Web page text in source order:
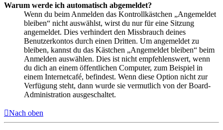
Warum werde ich automatisch abgemeldet?
Wenn du beim Anmelden das Kontrollkästchen „Angemeldet
bleiben“ nicht auswählst, wirst du nur für eine Sitzung
angemeldet. Dies verhindert den Missbrauch deines
Benutzerkontos durch einen Dritten. Um angemeldet zu
bleiben, kannst du das Kästchen „Angemeldet bleiben“ beim
Anmelden auswählen. Dies ist nicht empfehlenswert, wenn
du dich an einem öffentlichen Computer, zum Beispiel in
einem Internetcafé, befindest. Wenn diese Option nicht zur
Verfügung steht, dann wurde sie vermutlich von der Board-
Administration ausgeschaltet.
Nach oben